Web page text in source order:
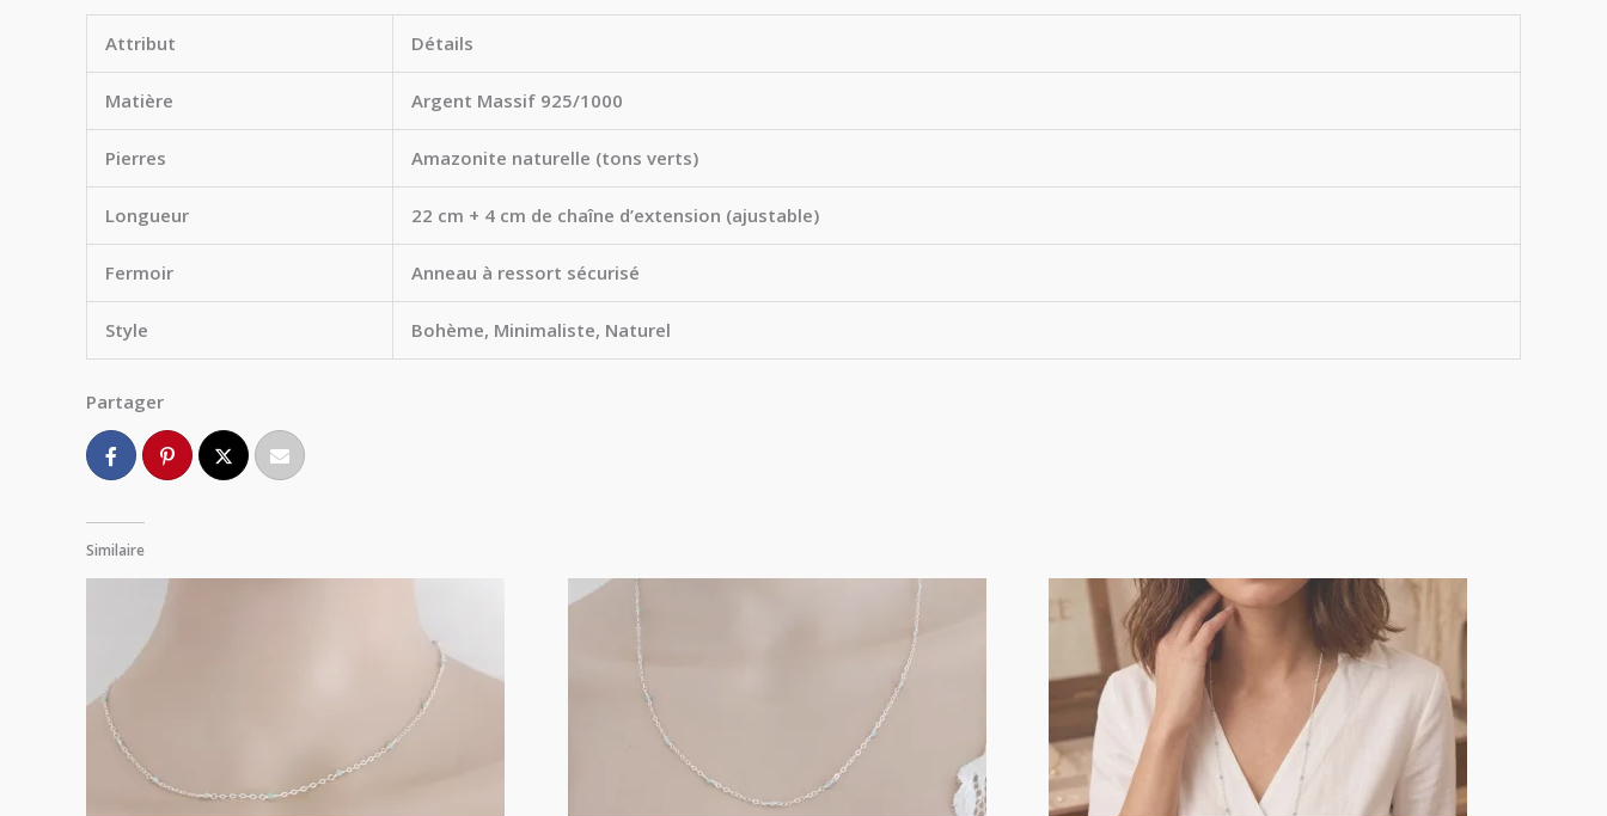
Attribut Détails
Matière Argent Massif 925/1000
Pierres Amazonite naturelle (tons verts)
Longueur 22 cm + 4 cm de chaîne d’extension (ajustable)
Fermoir Anneau à ressort sécurisé
Style Bohème, Minimaliste, Naturel
Partager
Similaire